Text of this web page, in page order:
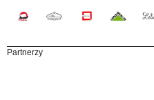
Partnerzy